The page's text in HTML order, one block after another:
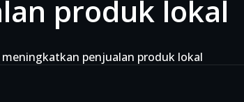
produk lokal
penjualan produk lokal